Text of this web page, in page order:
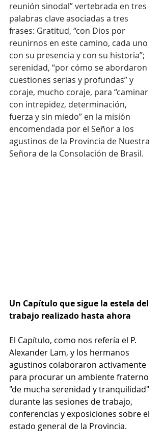
reunión sinodal” vertebrada en tres
palabras clave asociadas a tres
frases: Gratitud, “con Dios por
reunirnos en este camino, cada uno
con su presencia y con su historia”;
serenidad, “por cómo se abordaron
cuestiones serias y profundas” y
coraje, mucho coraje, para “caminar
con intrepidez, determinación,
fuerza y sin miedo” en la misión
encomendada por el Señor a los
agustinos de la Provincia de Nuestra
Señora de la Consolación de Brasil.
Un Capítulo que sigue la estela del
trabajo realizado hasta ahora
El Capítulo, como nos refería el P.
Alexander Lam, y los hermanos
agustinos colaboraron activamente
para procurar un ambiente fraterno
"de mucha serenidad y tranquilidad"
durante las sesiones de trabajo,
conferencias y exposiciones sobre el
estado general de la Provincia.